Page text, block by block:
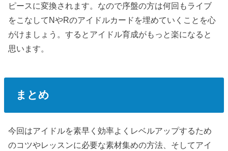
ピースに変換されます。なので序盤の方は何回もライブ
をこなしてNやRのアイドルカードを埋めていくことを心
がけましょう。するとアイドル育成がもっと楽になると
思います。
まとめ
今回はアイドルを素早く効率よくレベルアップするため
のコツやレッスンに必要な素材集めの方法、そしてアイ